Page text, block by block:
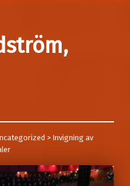
> Invigning av